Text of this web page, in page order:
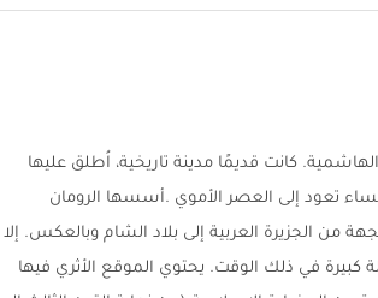
كانت قديمًا مدينة تاريخية، اُطلق عليها
تعود إلى العصر الأموي .أسسها الرومان
من الجزيرة العربية إلى بلاد الشام وبالعكس. إلا
كبيرة في ذلك الوقت. يحتوي الموقع الأثري فيها